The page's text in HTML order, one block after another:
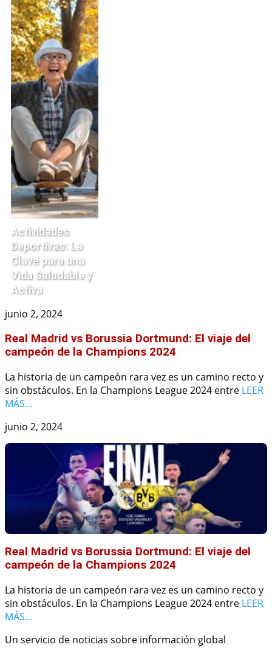
Actividades
Deportivas: La
Clave para una
Vida Saludable y
Activa
junio 2, 2024
Real Madrid vs Borussia Dortmund: El viaje del
campeón de la Champions 2024
La historia de un campeón rara vez es un camino recto y
sin obstáculos. En la Champions League 2024 entre LEER
MÁS…
junio 2, 2024
Real Madrid vs Borussia Dortmund: El viaje del
campeón de la Champions 2024
La historia de un campeón rara vez es un camino recto y
sin obstáculos. En la Champions League 2024 entre LEER
MÁS…
Un servicio de noticias sobre información global